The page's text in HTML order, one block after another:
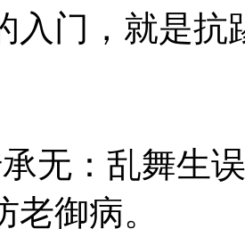
门，就是抗
：乱舞生误
老御病。